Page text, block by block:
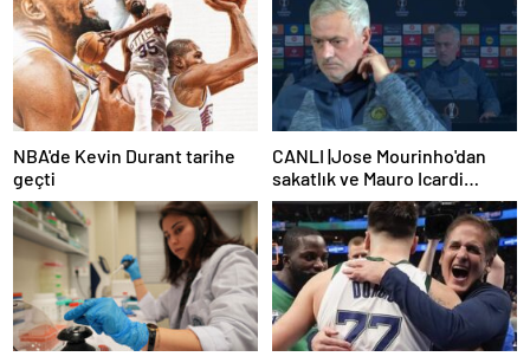
NBA'de Kevin Durant tarihe
geçti
CANLI |Jose Mourinho'dan
sakatlık ve Mauro Icardi
yanıtı! 'Kimse dokunamaz!'